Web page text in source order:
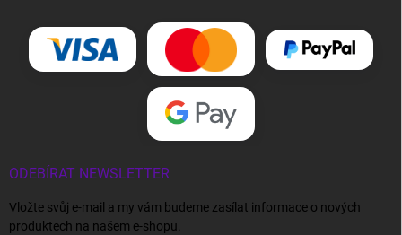
ODEBÍRAT NEWSLETTER
Vložte svůj e-mail a my vám budeme zasílat informace o nových
produktech na našem e-shopu.